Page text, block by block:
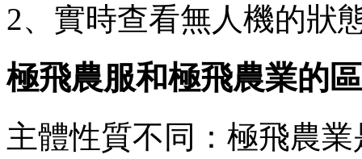
2、實時查看無人機的狀
極飛農服和極飛農業的
主體性質不同：極飛農